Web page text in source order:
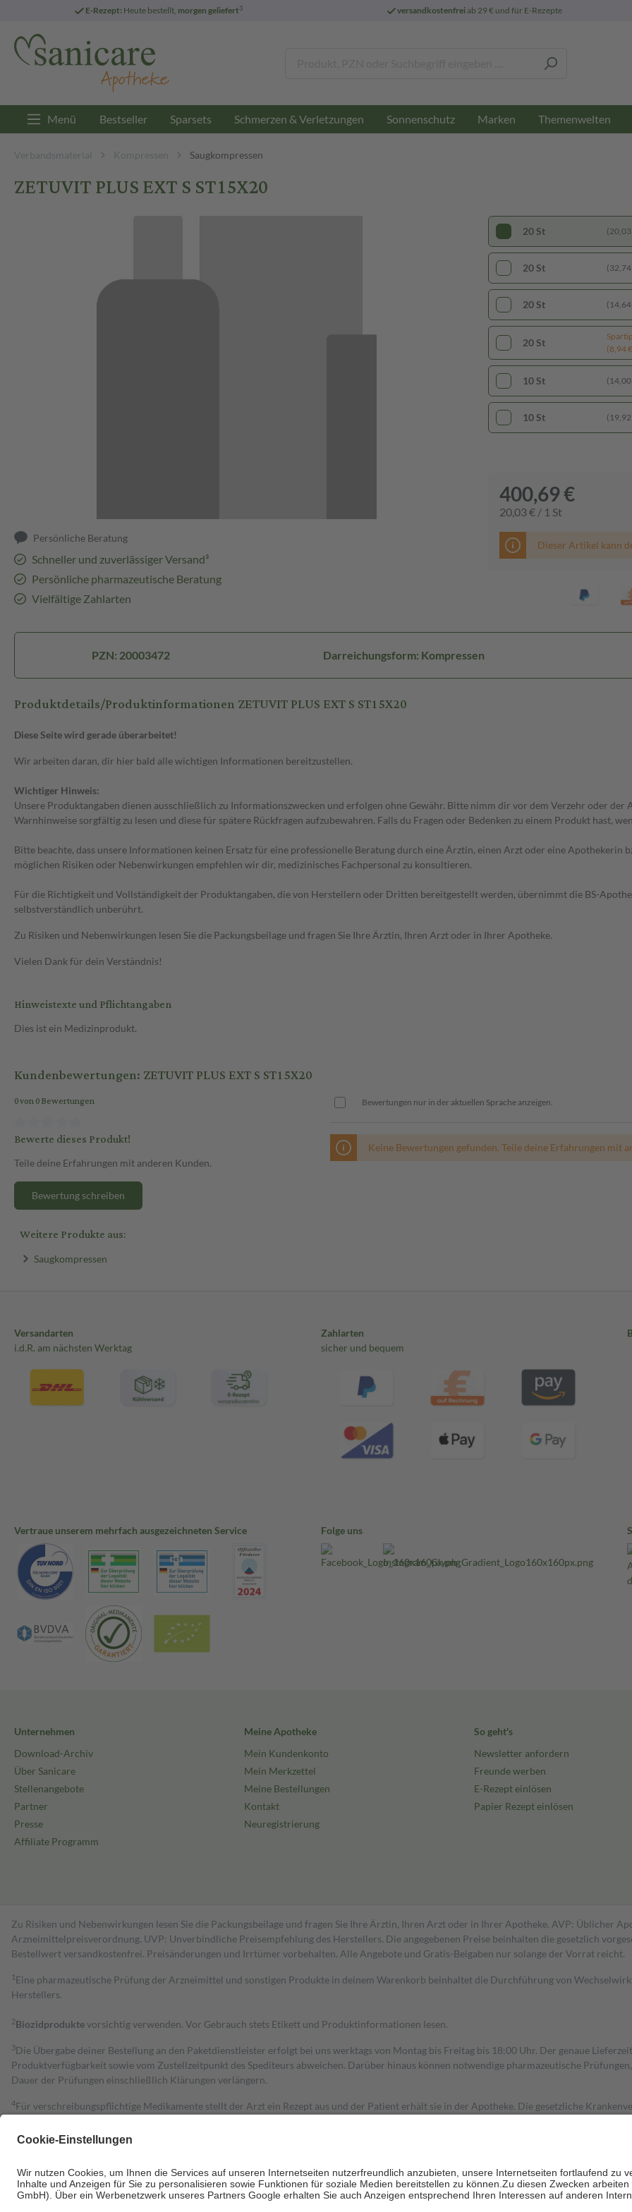
E-Rezept: Heute bestellt, morgen geliefert3 versandkostenfreiab 29 € und für E-Rezepte
Menü Bestseller Sparsets Schmerzen & Verletzungen Sonnenschutz Marken Themenwelten
Verbandsmaterial Kompressen Saugkompressen
ZETUVIT PLUS EXT S ST15X20
Persönliche Beratung
Schneller und zuverlässiger Versand³
Persönliche pharmazeutische Beratung
Vielfältige Zahlarten
20 St (20,03
20 St (32,74
20 St (14,64
20 St
(8,94
10 St (14,00
10 St (19,92
400,69 €
20,03 € / 1 St
Dieser Artikel kann
PZN: 20003472 Darreichungsform: Kompressen
Produktdetails/Produktinformationen ZETUVIT PLUS EXT S ST15X20
Diese Seite wird gerade überarbeitet!
Wir arbeiten daran, dir hier bald alle wichtigen Informationen bereitzustellen.
Wichtiger Hinweis:
Unsere Produktangaben dienen ausschließlich zu Informationszwecken und erfolgen ohne Gewähr. Bitte nimm dir vor dem Verzehr oder
Warnhinweise sorgfältig zu lesen und diese für spätere Rückfragen aufzubewahren. Falls du Fragen oder Bedenken zu einem Produkt hast,
Bitte beachte, dass unsere Informationen keinen Ersatz für eine professionelle Beratung durch eine Ärztin, einen Arzt oder eine Apothekerin
möglichen Risiken oder Nebenwirkungen empfehlen wir dir, medizinisches Fachpersonal zu konsultieren.
Für die Richtigkeit und Vollständigkeit der Produktangaben, die von Herstellern oder Dritten bereitgestellt werden, übernimmt die BS-
selbstverständlich unberührt.
Zu Risiken und Nebenwirkungen lesen Sie die Packungsbeilage und fragen Sie Ihre Ärztin, Ihren Arzt oder in Ihrer Apotheke.
Vielen Dank für dein Verständnis!
Hinweistexte und Pflichtangaben
Dies ist ein Medizinprodukt.
Kundenbewertungen: ZETUVIT PLUS EXT S ST15X20
0 von 0 Bewertungen
Bewerte dieses Produkt!
Teile deine Erfahrungen mit anderen Kunden.
Bewertung schreiben
Bewertungen nur in der aktuellen Sprache anzeigen.
Keine Bewertungen gefunden. Teile deine Erfahrungen mit
Weitere Produkte aus:
Saugkompressen
Versandarten
i.d.R. am nächsten Werktag
Zahlarten
sicher und bequem
Vertraue unserem mehrfach ausgezeichneten Service Folge uns
Unternehmen
Download-Archiv
Über Sanicare
Stellenangebote
Partner
Presse
Affiliate Programm
Meine Apotheke
Mein Kundenkonto
Mein Merkzettel
Meine Bestellungen
Kontakt
Neuregistrierung
So geht's
Newsletter anfordern
Freunde werben
E-Rezept einlösen
Papier Rezept einlösen
Zu Risiken und Nebenwirkungen lesen Sie die Packungsbeilage und fragen Sie Ihre Ärztin, Ihren Arzt oder in Ihrer Apotheke. AVP: Üblicher
Arzneimittelpreisverordnung. UVP: Unverbindliche Preisempfehlung des Herstellers. Die angegebenen Preise beinhalten die gesetzlich
Bestell­wert versand­kosten­frei. Preisänderungen und Irrtümer vorbehalten. Alle Angebote und Gratis-Beigaben nur solange der Vorrat reicht.
1 Eine pharmazeutische Prüfung der Arzneimittel und sonstigen Produkte in deinem Warenkorb beinhaltet die Durchführung von
Herstellers.
2Biozidproduktevorsichtig verwenden. Vor Gebrauch stets Etikett und Produktinformationen lesen.
3Die Übergabe deiner Bestellung an den Paketdienstleister erfolgt bei uns werktags von Montag bis Freitag bis 18:00 Uhr. Der genaue
Produktverfügbarkeit sowie vom Zustellzeitpunkt des Spediteurs abweichen. Darüber hinaus können notwendige pharmazeutische
Dauer der Prüfungen einschließlich Klärungen verlängern.
4Für verschreibungspflichtige Medikamente stellt der Arzt ein Rezept aus und der Patient erhält sie in der Apotheke. Die gesetzliche
Grundsätzlich leisten Mitglieder Zuzahlungen in Höhe von zehn Prozent des Abgabepreises,
Bei Heilmitteln und häuslicher Krankenpflege beträgt die Zuzahlung zehn Prozent der Kosten sowie zehn Euro je Verordnung.
Um das Engagement der Versicherten für ihre eigene Gesundheit zu stärken und die besondere Stellung der Familie zu unterstützen, fallen